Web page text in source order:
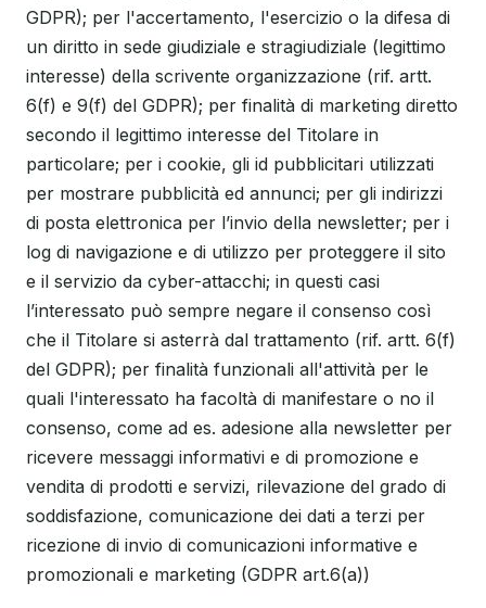
GDPR); per l'accertamento, l'esercizio o la difesa di
un diritto in sede giudiziale e stragiudiziale (legittimo
interesse) della scrivente organizzazione (rif. artt.
6(f) e 9(f) del GDPR); per finalità di marketing diretto
secondo il legittimo interesse del Titolare in
particolare; per i cookie, gli id pubblicitari utilizzati
per mostrare pubblicità ed annunci; per gli indirizzi
di posta elettronica per l’invio della newsletter; per i
log di navigazione e di utilizzo per proteggere il sito
e il servizio da cyber-attacchi; in questi casi
l’interessato può sempre negare il consenso così
che il Titolare si asterrà dal trattamento (rif. artt. 6(f)
del GDPR); per finalità funzionali all'attività per le
quali l'interessato ha facoltà di manifestare o no il
consenso, come ad es. adesione alla newsletter per
ricevere messaggi informativi e di promozione e
vendita di prodotti e servizi, rilevazione del grado di
soddisfazione, comunicazione dei dati a terzi per
ricezione di invio di comunicazioni informative e
promozionali e marketing (GDPR art.6(a))